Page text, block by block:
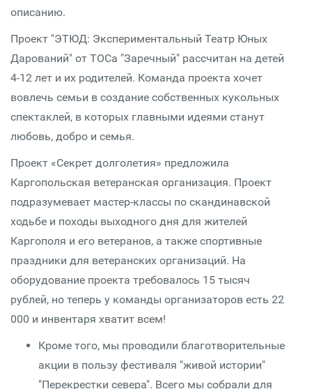
описанию.
Проект "ЭТЮД: Экспериментальный Театр Юных
Дарований" от ТОСа "Заречный" рассчитан на детей
4-12 лет и их родителей. Команда проекта хочет
вовлечь семьи в создание собственных кукольных
спектаклей, в которых главными идеями станут
любовь, добро и семья.
Проект «Секрет долголетия» предложила
Каргопольская ветеранская организация. Проект
подразумевает мастер-классы по скандинавской
ходьбе и походы выходного дня для жителей
Каргополя и его ветеранов, а также спортивные
праздники для ветеранских организаций. На
оборудование проекта требовалось 15 тысяч
рублей, но теперь у команды организаторов есть 22
000 и инвентаря хватит всем!
Кроме того, мы проводили благотворительные
акции в пользу фестиваля "живой истории"
"Перекрестки севера". Всего мы собрали для